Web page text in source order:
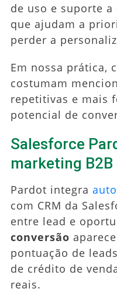
de uso e suporte
que ajudam a
perder a
Em nossa prática,
costumam
repetitivas e mais
potencial de
Salesforce
marketing B2B
Pardot integra
com CRM da
entre lead e
conversão
pontuação de
de crédito de
reais.